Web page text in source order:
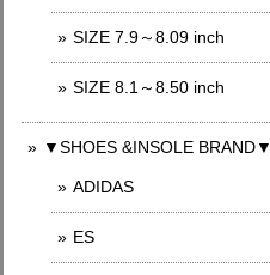
SIZE 7.9～8.09 inch
SIZE 8.1～8.50 inch
▼SHOES &INSOLE BRAND▼
ADIDAS
ES